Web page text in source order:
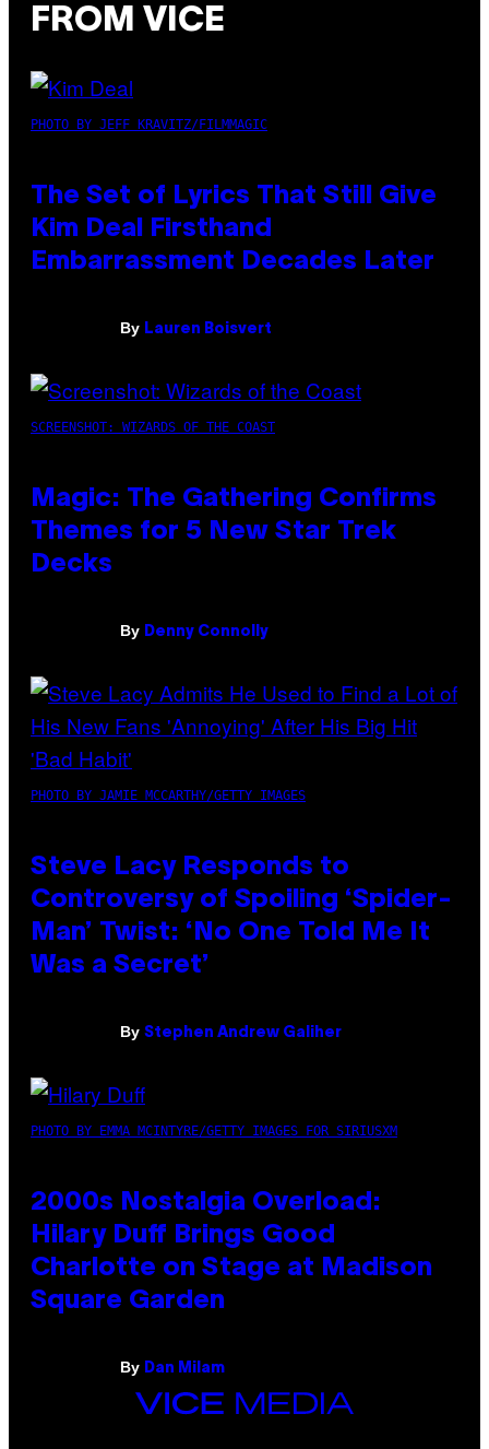
FROM VICE
PHOTO BY JEFF KRAVITZ/FILMMAGIC
The Set of Lyrics That Still Give
Kim Deal Firsthand
Embarrassment Decades Later
By Lauren Boisvert
SCREENSHOT: WIZARDS OF THE COAST
Magic: The Gathering Confirms
Themes for 5 New Star Trek
Decks
By Denny Connolly
PHOTO BY JAMIE MCCARTHY/GETTY IMAGES
Steve Lacy Responds to
Controversy of Spoiling ‘Spider-
Man’ Twist: ‘No One Told Me It
Was a Secret’
By Stephen Andrew Galiher
PHOTO BY EMMA MCINTYRE/GETTY IMAGES FOR SIRIUSXM
2000s Nostalgia Overload:
Hilary Duff Brings Good
Charlotte on Stage at Madison
Square Garden
By Dan Milam
VICE
MEDIA